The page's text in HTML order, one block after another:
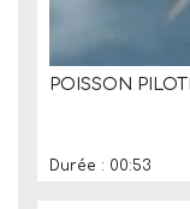
POISSON
Durée : 00:53